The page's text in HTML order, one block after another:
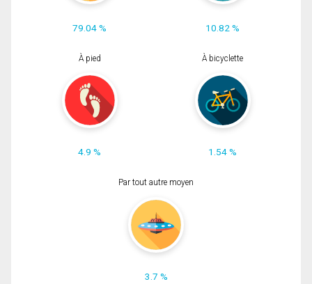
79.04 % 10.82 %
À pied
4.9 %
À bicyclette
1.54 %
Par tout autre moyen
3.7 %